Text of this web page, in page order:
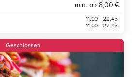
min. ab 8,00 €
11:00 - 22:45
11:00 - 22:45
Geschlossen